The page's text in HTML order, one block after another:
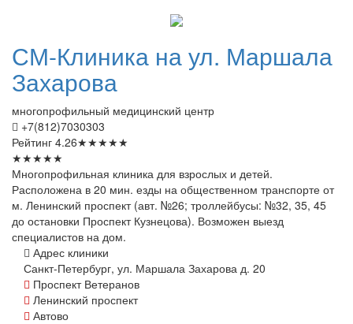
СМ-Клиника на ул. Маршала
Захарова
многопрофильный медицинский центр
+7(812)7030303
Рейтинг 4.26★★★★★
★★★★★
Многопрофильная клиника для взрослых и детей.
Расположена в 20 мин. езды на общественном транспорте от
м. Ленинский проспект (авт. №26; троллейбусы: №32, 35, 45
до остановки Проспект Кузнецова). Возможен выезд
специалистов на дом.
Адрес клиники
Санкт-Петербург, ул. Маршала Захарова д. 20
Проспект Ветеранов
Ленинский проспект
Автово